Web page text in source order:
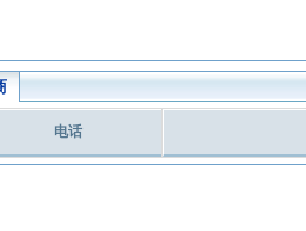
电话